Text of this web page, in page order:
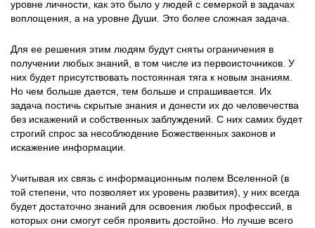
уровне личности, как это было у людей с семеркой в задачах
воплощения, а на уровне Души. Это более сложная задача.
Для ее решения этим людям будут сняты ограничения в
получении любых знаний, в том числе из первоисточников. У
них будет присутствовать постоянная тяга к новым знаниям.
Но чем больше дается, тем больше и спрашивается. Их
задача постичь скрытые знания и донести их до человечества
без искажений и собственных заблуждений. С них самих будет
строгий спрос за несоблюдение Божественных законов и
искажение информации.
Учитывая их связь с информационным полем Вселенной (в
той степени, что позволяет их уровень развития), у них всегда
будет достаточно знаний для освоения любых профессий, в
которых они смогут себя проявить достойно. Но лучше всего